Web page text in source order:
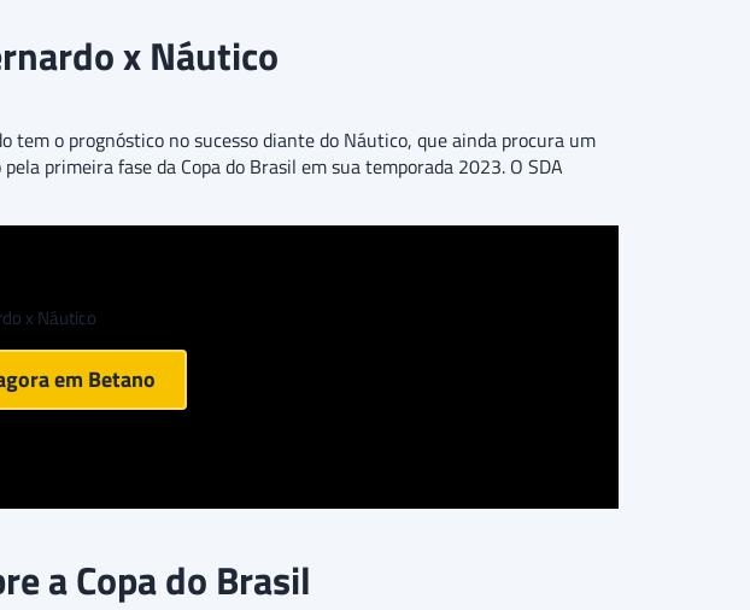
x Náutico
o prognóstico no sucesso diante do Náutico, que ainda procura um
primeira fase da Copa do Brasil em sua temporada 2023. O SDA
x Náutico
em Betano
a Copa do Brasil